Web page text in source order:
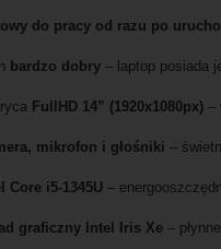
do pracy od razu po
bardzo dobry – laptop posiada
FullHD 14” (1920x1080px) –
mikrofon i głośniki –
Core i5-1345U –
graficzny Intel Iris Xe –